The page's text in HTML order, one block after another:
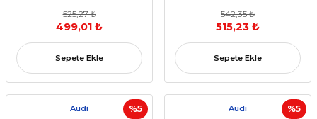
525,27 ₺
499,01 ₺
Sepete Ekle
542,35 ₺
515,23 ₺
Sepete Ekle
%5
Audi %5
Audi